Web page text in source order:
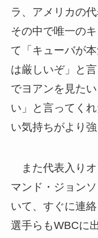
ラ、アメリカの
その中で唯一の
て「キューバが
は厳しいぞ」と
でヨアンを見た
い」と言ってく
い気持ちがより
また代表入りオ
マンド・ジョン
いて、すぐに連
選手らもWBCに